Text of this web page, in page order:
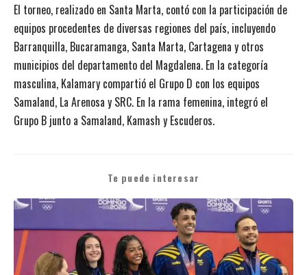
El torneo, realizado en Santa Marta, contó con la participación de
equipos procedentes de diversas regiones del país, incluyendo
Barranquilla, Bucaramanga, Santa Marta, Cartagena y otros
municipios del departamento del Magdalena. En la categoría
masculina, Kalamary compartió el Grupo D con los equipos
Samaland, La Arenosa y SRC. En la rama femenina, integró el
Grupo B junto a Samaland, Kamash y Escuderos.
Te puede interesar